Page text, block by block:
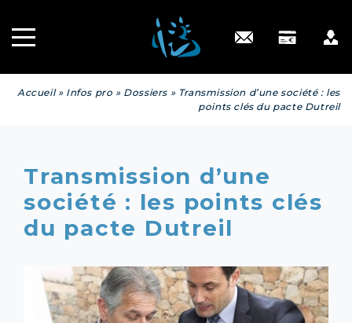
Engagé RSE
Contact
Accueil» Infos pro » Dossiers» Transmission d’une société : les
points clés du pacte Dutreil
Transmission d’une
société : les points clés
du pacte Dutreil